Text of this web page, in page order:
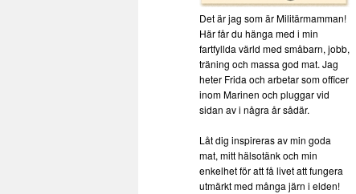
Det är jag som är Militärmamman!
Här får du hänga med i min
fartfyllda värld med småbarn, jobb,
träning och massa god mat. Jag
heter Frida och arbetar som officer
inom Marinen och pluggar vid
sidan av i några år sådär.
Låt dig inspireras av min goda
mat, mitt hälsotänk och min
enkelhet för att få livet att fungera
utmärkt med många järn i elden!